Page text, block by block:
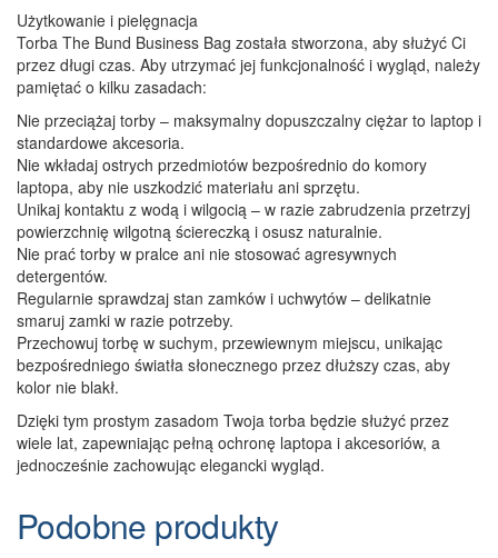
Użytkowanie i pielęgnacja
Torba The Bund Business Bag została stworzona, aby służyć Ci
przez długi czas. Aby utrzymać jej funkcjonalność i wygląd, należy
pamiętać o kilku zasadach:
Nie przeciążaj torby – maksymalny dopuszczalny ciężar to laptop i
standardowe akcesoria.
Nie wkładaj ostrych przedmiotów bezpośrednio do komory
laptopa, aby nie uszkodzić materiału ani sprzętu.
Unikaj kontaktu z wodą i wilgocią – w razie zabrudzenia przetrzyj
powierzchnię wilgotną ściereczką i osusz naturalnie.
Nie prać torby w pralce ani nie stosować agresywnych
detergentów.
Regularnie sprawdzaj stan zamków i uchwytów – delikatnie
smaruj zamki w razie potrzeby.
Przechowuj torbę w suchym, przewiewnym miejscu, unikając
bezpośredniego światła słonecznego przez dłuższy czas, aby
kolor nie blakł.
Dzięki tym prostym zasadom Twoja torba będzie służyć przez
wiele lat, zapewniając pełną ochronę laptopa i akcesoriów, a
jednocześnie zachowując elegancki wygląd.
Podobne produkty